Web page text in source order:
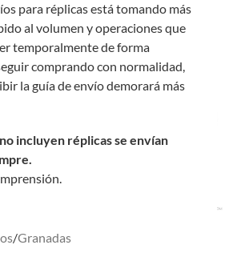
para réplicas está tomando más
al volumen y operaciones que
temporalmente de forma
comprando con normalidad,
la guía de envío demorará más
incluyen réplicas se envían
/Granadas